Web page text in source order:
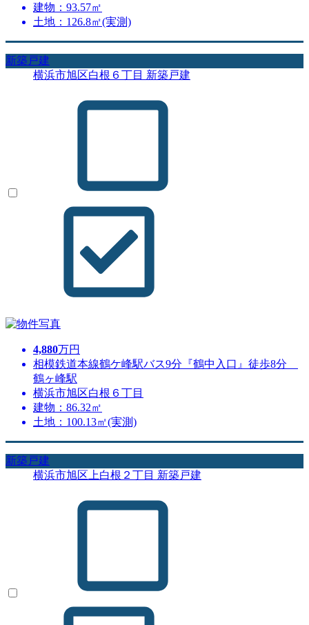
建物：93.57㎡
土地：126.8㎡(実測)
新築戸建
横浜市旭区白根６丁目 新築戸建
4,880万円
相模鉄道本線鶴ケ峰駅バス9分『鶴中入口』徒歩8分
鶴ヶ峰駅
横浜市旭区白根６丁目
建物：86.32㎡
土地：100.13㎡(実測)
新築戸建
横浜市旭区上白根２丁目 新築戸建